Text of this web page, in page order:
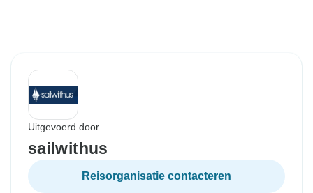
Uitgevoerd door
sailwithus
Reisorganisatie contacteren